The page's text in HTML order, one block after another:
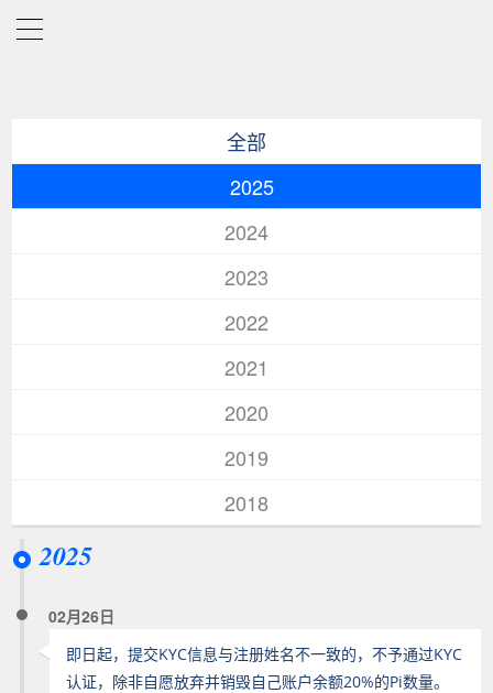
全部
2025
2024
2023
2022
2021
2020
2019
2018
2025
02月26日
即日起，提交KYC信息与注册姓名不一致的，不予通过KYC
认证，除非自愿放弃并销毁自己账户余额20%的Pi数量。